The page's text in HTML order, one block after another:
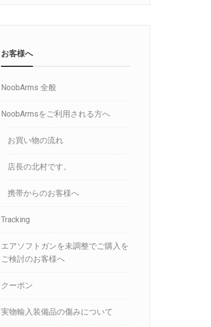
お客様へ
NoobArms 全般
NoobArmsをご利用される方へ
お買い物の流れ
店長の北村です。
携帯からのお客様へ
Tracking
エアソフトガンを未調整でご購入を
ご検討のお客様へ
クーポン
実物輸入装備品の傷みについて